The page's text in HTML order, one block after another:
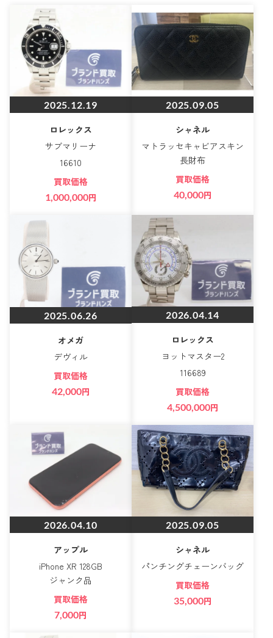
2025.12.19
ロレックス
サブマリーナ
16610
買取価格
1,000,000円
2025.09.05
シャネル
マトラッセキャビアスキン
長財布
買取価格
40,000円
2025.06.26
オメガ
デヴィル
買取価格
42,000円
2026.04.14
ロレックス
ヨットマスター2
116689
買取価格
4,500,000円
2026.04.10
アップル
iPhone XR 128GB
ジャンク品
買取価格
7,000円
2025.09.05
シャネル
パンチングチェーンバッグ
買取価格
35,000円